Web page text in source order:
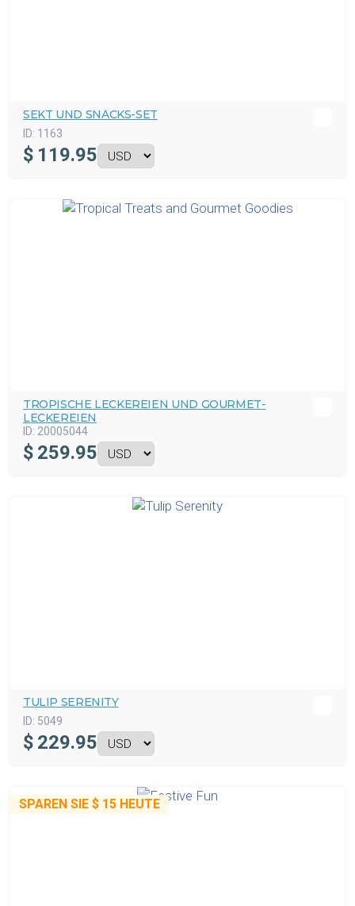
SEKT UND SNACKS-SET
ID: 1163
$ 119.95
TROPISCHE LECKEREIEN UND GOURMET-
LECKEREIEN
ID: 20005044
$ 259.95
TULIP SERENITY
ID: 5049
$ 229.95
SPAREN SIE $ 15 HEUTE